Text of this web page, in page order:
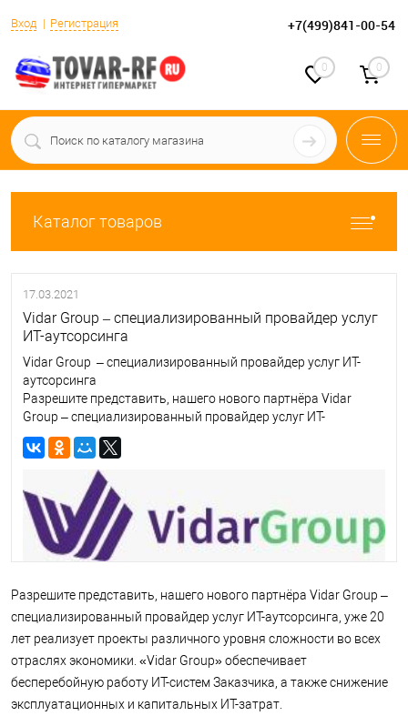
Вход Регистрация +7(499)841-00-54
0 0
Каталог товаров
17.03.2021
Vidar Group – специализированный провайдер услуг
ИТ-аутсорсинга
Vidar Group – специализированный провайдер услуг ИТ-
аутсорсинга
Разрешите представить, нашего нового партнёра Vidar
Group – специализированный провайдер услуг ИТ-
аутсорсинга, уже 20 лет реализует проекты различного
уровня сложности во всех отраслях экономики. «Vidar
Group» обеспечивает бесперебойную работу ИТ-систем
Заказчика, а также снижение эксплуатационных и
капитальных ИТ-затрат.
Оказываем весь спектр ИТ-услуг для Вашего бизнеса:
• Поддержка ИТ-инфраструктуры регионально
• Комплексный аутсорсинг обслуживания ИТ-
инфраструктуры
• Сервисная поддержка
• Аренда ИТ-персонала
• ИТ-аудит и консалтинг
• Профессиональные облачные сервисы
• Аренда оборудования, приложений и ИТ-инфраструктуры
Разрешите представить, нашего нового партнёра Vidar Group –
специализированный провайдер услуг ИТ-аутсорсинга, уже 20
лет реализует проекты различного уровня сложности во всех
отраслях экономики. «Vidar Group» обеспечивает
бесперебойную работу ИТ-систем Заказчика, а также снижение
эксплуатационных и капитальных ИТ-затрат.